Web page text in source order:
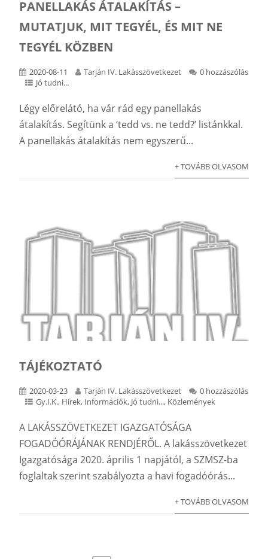
PANELLAKÁS ÁTALAKÍTÁS –
MUTATJUK, MIT TEGYÉL, ÉS MIT NE
TEGYÉL KÖZBEN
2020-08-11 Tarján IV. Lakásszövetkezet
0 hozzászólás
Jó tudni...
Légy előrelátó, ha vár rád egy panellakás
átalakítás. Segítünk a ‘tedd vs. ne tedd?’ listánkkal.
A panellakás átalakítás nem egyszerű...
+ TOVÁBB OLVASOM
TÁJÉKOZTATÓ
2020-03-23 Tarján IV. Lakásszövetkezet
0 hozzászólás
Gy.I.K., Hírek, Információk, Jó tudni..., Közlemények
A LAKÁSSZÖVETKEZET IGAZGATÓSÁGA
FOGADÓÓRÁJÁNAK RENDJÉRŐL. A lakásszövetkezet
Igazgatósága 2020. április 1 napjától, a SZMSZ-ba
foglaltak szerint szabályozta a havi fogadóórás...
+ TOVÁBB OLVASOM